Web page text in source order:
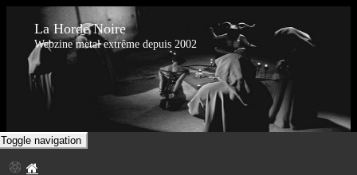
La Horde Noire
Webzine metal extrême depuis 2002
Toggle navigation